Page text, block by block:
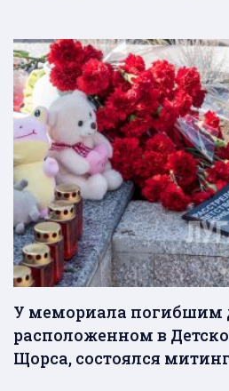
У мемориала погибшим
расположенном в
Щорса, состоялся